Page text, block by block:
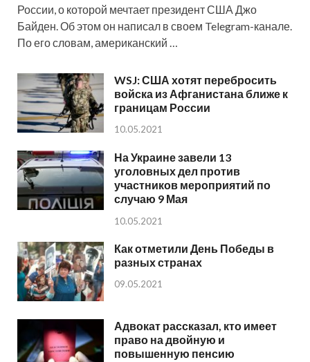
России, о которой мечтает президент США Джо
Байден. Об этом он написал в своем Telegram-канале.
По его словам, американский …
WSJ: США хотят перебросить
войска из Афганистана ближе к
границам России
10.05.2021
На Украине завели 13
уголовных дел против
участников мероприятий по
случаю 9 Мая
10.05.2021
Как отметили День Победы в
разных странах
09.05.2021
Адвокат рассказал, кто имеет
право на двойную и
повышенную пенсию